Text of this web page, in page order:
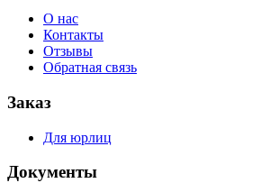
О нас
Контакты
Отзывы
Обратная связь
Заказ
Для юрлиц
Документы